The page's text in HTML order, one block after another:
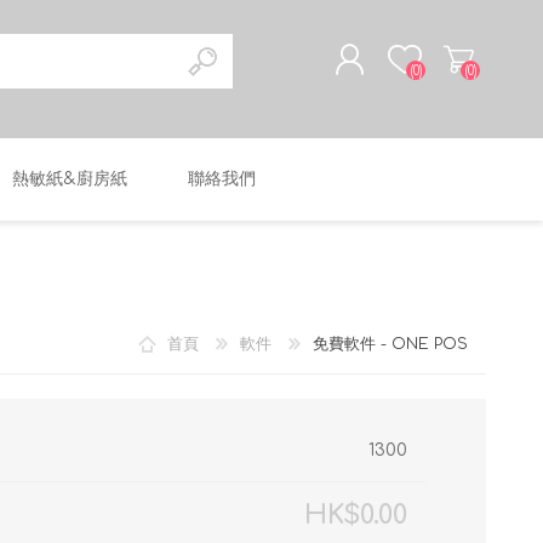
(0) (0)
熱敏紙&廚房紙 聯絡我們
首頁 軟件 免費軟件 - ONE POS
1300
HK$0.00